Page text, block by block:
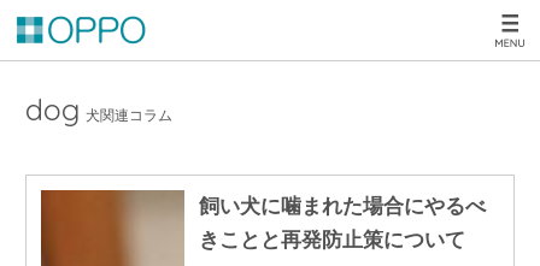
dog 犬関連コラム
飼い犬に噛まれた場合にやるべ
きことと再発防止策について